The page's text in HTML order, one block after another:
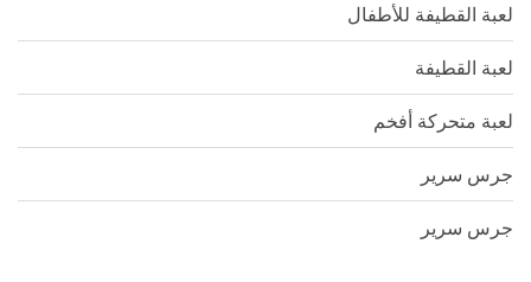
لعبة القطيفة للأطفال
لعبة القطيفة
لعبة متحركة أفخم
جرس سرير
جرس سرير